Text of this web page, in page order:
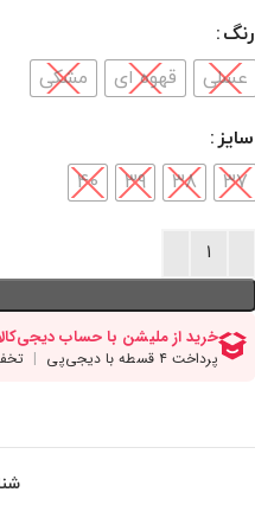
رنگ
عسلی
قهوه ای مشکی
سایز
37
38
39
40